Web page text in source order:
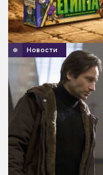
Новости